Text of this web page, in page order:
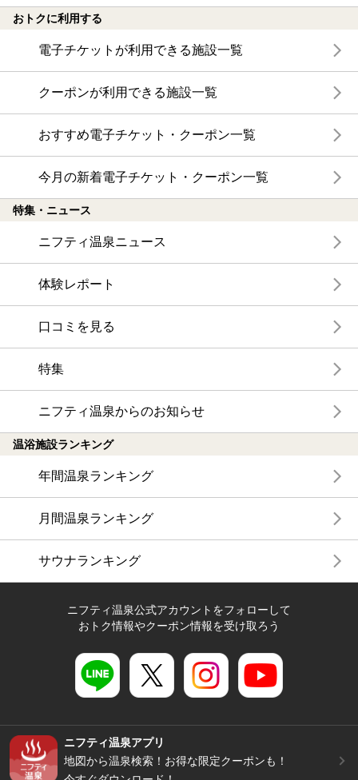
おトクに利用する
電子チケットが利用できる施設一覧
クーポンが利用できる施設一覧
おすすめ電子チケット・クーポン一覧
今月の新着電子チケット・クーポン一覧
特集・ニュース
ニフティ温泉ニュース
体験レポート
口コミを見る
特集
ニフティ温泉からのお知らせ
温浴施設ランキング
年間温泉ランキング
月間温泉ランキング
サウナランキング
ニフティ温泉公式アカウントをフォローして
おトク情報やクーポン情報を受け取ろう
ニフティ温泉アプリ
地図から温泉検索！お得な限定クーポンも！